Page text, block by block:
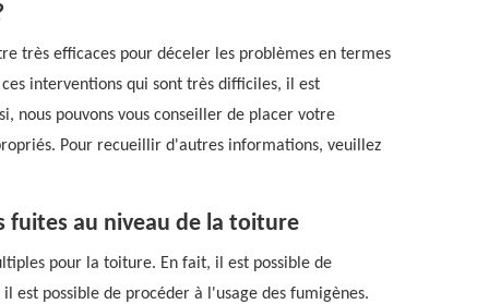
très efficaces pour déceler les problèmes en termes
interventions qui sont très difficiles, il est
nous pouvons vous conseiller de placer votre
Pour recueillir d'autres informations, veuillez
fuites au niveau de la toiture
pour la toiture. En fait, il est possible de
est possible de procéder à l'usage des fumigènes.